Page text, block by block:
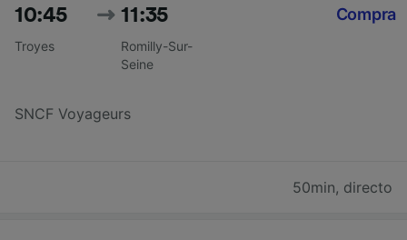
10:45
Troyes
11:35
Romilly-Sur-
Seine
SNCF Voyageurs
Compra
50min, directo